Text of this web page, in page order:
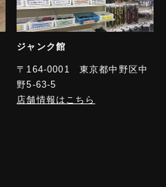
ジャンク館
〒164-0001 東京都中野区中
野5-63-5
店舗情報はこちら